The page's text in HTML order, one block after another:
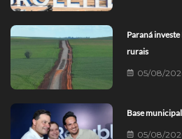
Paraná
rurais
05/08/
Base
05/08/